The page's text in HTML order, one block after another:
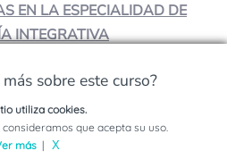
EN LA ESPECIALIDAD DE
INTEGRATIVA
sobre este curso?
sobre este programa
utiliza cookies.
que acepta su uso.
más| X